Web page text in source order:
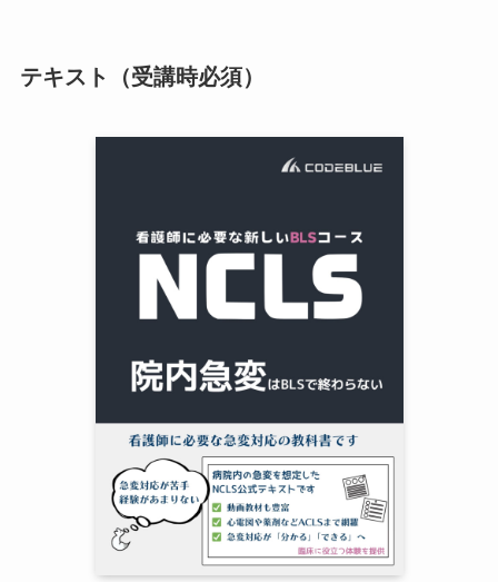
テキスト（受講時必須）